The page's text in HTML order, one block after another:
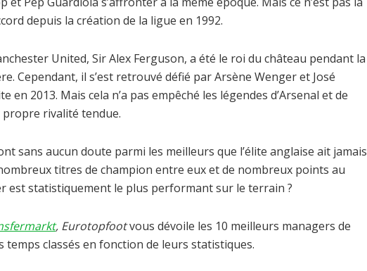
depuis la création de la ligue en 1992.
United, Sir Alex Ferguson, a été le roi du château pendant la
Cependant, il s’est retrouvé défié par Arsène Wenger et José
en 2013. Mais cela n’a pas empêché les légendes d’Arsenal et de
rivalité tendue.
sans aucun doute parmi les meilleurs que l’élite anglaise ait jamais
titres de champion entre eux et de nombreux points au
est statistiquement le plus performant sur le terrain ?
, Eurotopfootvous dévoile les 10 meilleurs managers de
temps classés en fonction de leurs statistiques.